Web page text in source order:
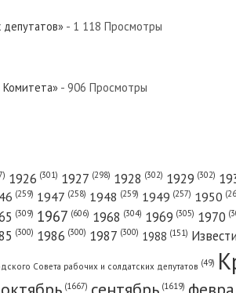
- 1 118 Просмотры
Комитета» - 906 Просмотры
1926 (301) 1927 (298) 1928 (302) 1929 (302)
(259) 1947 (258) 1948 (259) 1949 (257) 1950
(309) 1967 (606) 1968 (304) 1969 (305) 1970
(300) 1986 (300) 1987 (300) 1988 (151)
Совета рабочих и солдатских депутатов (49)
(1667) (1619)